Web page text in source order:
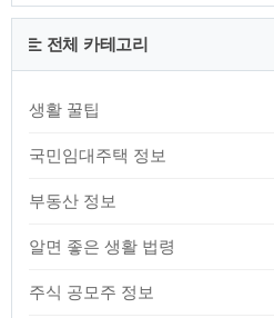
전체 카테고리
생활 꿀팁
국민임대주택 정보
부동산 정보
알면 좋은 생활 법령
주식 공모주 정보